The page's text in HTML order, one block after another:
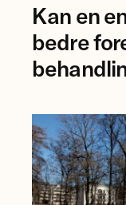
av
forsker
Ingrid
Augestad.
Kan en
bedre